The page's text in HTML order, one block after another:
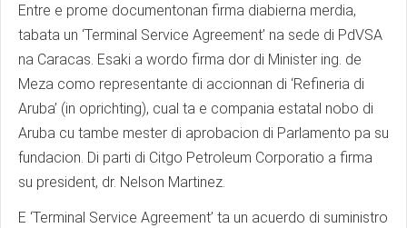
Entre e prome documentonan firma diabierna merdia,
tabata un ‘Terminal Service Agreement’ na sede di PdVSA
na Caracas. Esaki a wordo firma dor di Minister ing. de
Meza como representante di accionnan di ‘Refineria di
Aruba’ (in oprichting), cual ta e compania estatal nobo di
Aruba cu tambe mester di aprobacion di Parlamento pa su
fundacion. Di parti di Citgo Petroleum Corporatio a firma
su president, dr. Nelson Martinez.
E ‘Terminal Service Agreement’ ta un acuerdo di suministro